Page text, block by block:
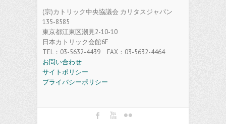
(宗)カトリック中央協議会 カリタスジャパン
135-8585
東京都江東区潮見2-10-10
日本カトリック会館6F
TEL：03-5632-4439 FAX：03-5632-4464
お問い合わせ
サイトポリシー
プライバシーポリシー